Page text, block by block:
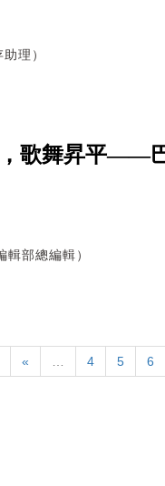
理）
歌舞昇平——
部總編輯）
« … 4 5 6